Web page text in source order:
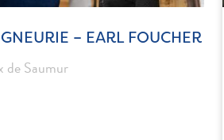
– EARL FOUCHER
de Saumur